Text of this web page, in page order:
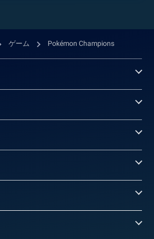
ゲーム Pokémon Champions